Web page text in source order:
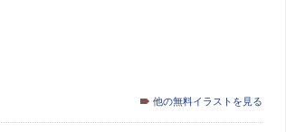
他の無料イラストを見る